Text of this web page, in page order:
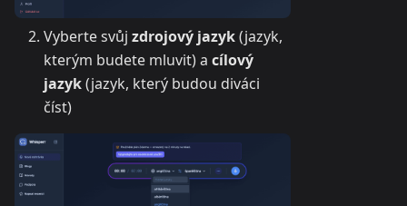
Vyberte svůj zdrojový jazyk(jazyk,
kterým budete mluvit) a cílový
jazyk(jazyk, který budou diváci
číst)